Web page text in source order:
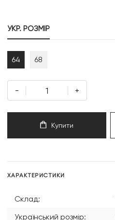
УКР. РОЗМІР
64 68
- +
Купити
ХАРАКТЕРИСТИКИ
Склад:
Український розмір: